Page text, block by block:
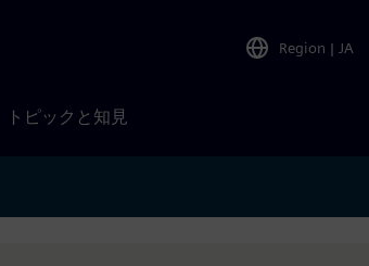
Region | JA
トピックと知見